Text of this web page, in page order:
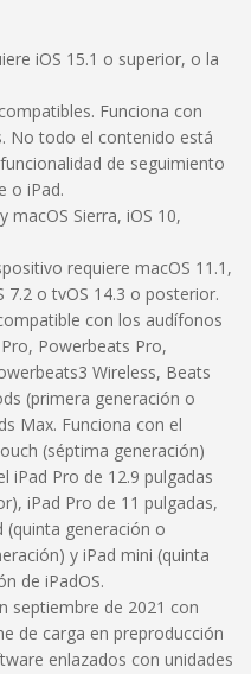
iOS 15.1 o superior, o la
Funciona con
No todo el contenido está
de seguimiento
o iPad.
macOS Sierra, iOS 10,
requiere macOS 11.1,
7.2 o tvOS 14.3 o posterior.
con los audífonos
Powerbeats Pro,
Wireless, Beats
(primera generación o
Max. Funciona con el
(séptima generación)
iPad Pro de 12.9 pulgadas
iPad Pro de 11 pulgadas,
(quinta generación o
y iPad mini (quinta
de iPadOS.
septiembre de 2021 con
de carga en preproducción
enlazados con unidades